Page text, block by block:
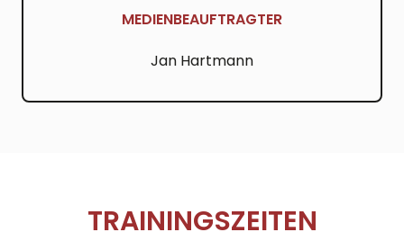
MEDIENBEAUFTRAGTER
Jan Hartmann
TRAININGSZEITEN